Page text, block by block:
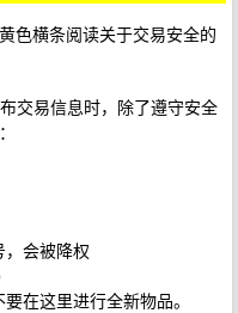
色横条阅读关于交易安全的
交易信息时，除了遵守安全
会被降权
在这里进行全新物品。